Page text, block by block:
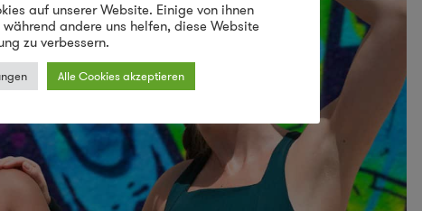
auf unserer Website. Einige von ihnen
andere uns helfen, diese Website
zu verbessern.
Alle Cookies akzeptieren